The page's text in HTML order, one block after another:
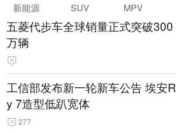
新能源 SUV MPV
五菱代步车全球销量正式突破300
万辆
工信部发布新一轮新车公告 埃安
y 7造型低趴宽体
277